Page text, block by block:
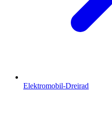
Elektromobil-Dreirad